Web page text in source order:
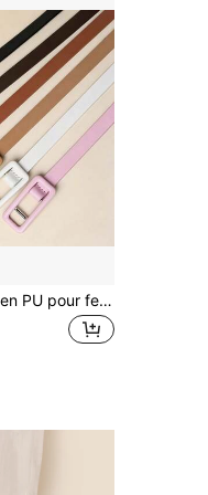
1 pièce Ceinture en PU pour femmes sans trou, fine, avec boucle carrée réglable. Polyvalente pour jeans et robes